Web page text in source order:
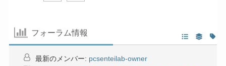
フォーラム情報
最新のメンバー: pcsenteilab-owner